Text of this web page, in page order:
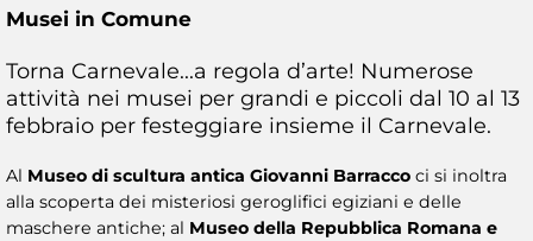
Musei in Comune
Torna Carnevale...a regola d’arte! Numerose
attività nei musei per grandi e piccoli dal 10 al 13
febbraio per festeggiare insieme il Carnevale.
Al Museo di scultura antica Giovanni Barracco ci si inoltra
alla scoperta dei misteriosi geroglifici egiziani e delle
maschere antiche; al Museo della Repubblica Romana e